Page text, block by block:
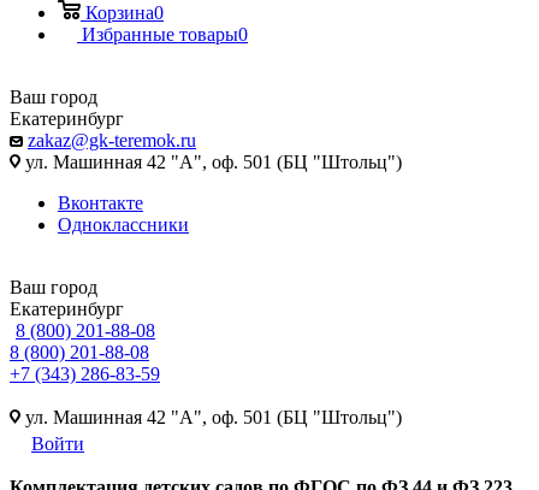
Корзина0
Избранные товары0
Ваш город
Екатеринбург
zakaz@gk-teremok.ru
ул. Машинная 42 "А", оф. 501 (БЦ "Штольц")
Вконтакте
Одноклассники
Ваш город
Екатеринбург
8 (800) 201-88-08
8 (800) 201-88-08
+7 (343) 286-83-59
ул. Машинная 42 "А", оф. 501 (БЦ "Штольц")
Войти